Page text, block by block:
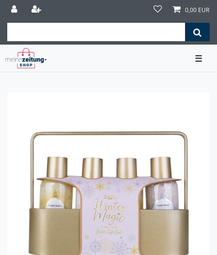
0,00 EUR
☰